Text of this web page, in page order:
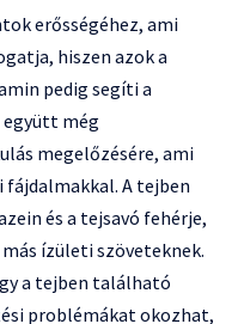
erősségéhez, ami
hiszen azok a
pedig segíti a
még
megelőzésére, ami
A tejben
és a tejsavó fehérje,
ízületi szöveteknek.
a tejben található
problémákat okozhat,